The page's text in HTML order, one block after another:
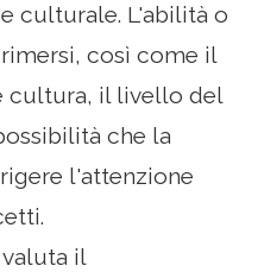
culturale. L'abilità o
così come il
cultura, il livello del
che la
l'attenzione
valuta il